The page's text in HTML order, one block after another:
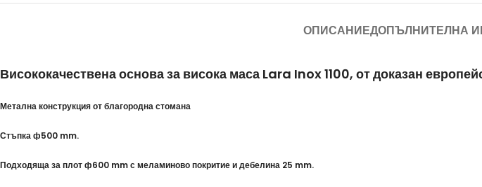
ОПИСАНИЕДОПЪЛНИТЕЛНА
Висококачествена основа за висока маса Lara Inox 1100, от доказан
Метална конструкция от благородна стомана
Стъпка ф500 mm.
Подходяща за плот ф600 mm с меламиново покритие и дебелина 25 mm.